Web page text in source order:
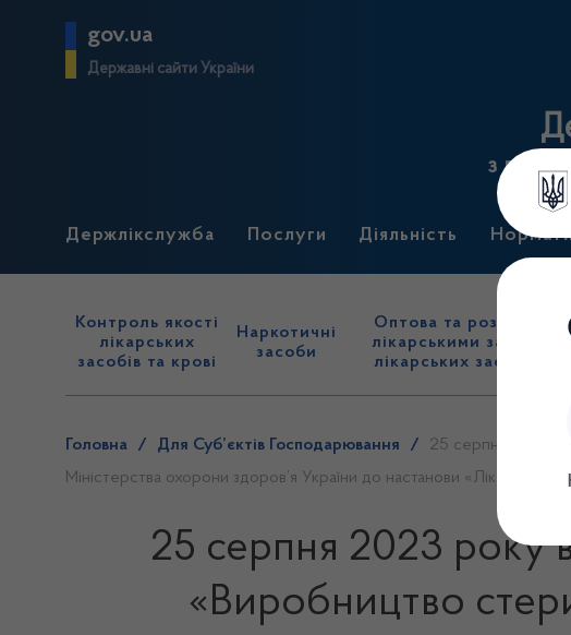
gov.ua
Державні сайти України
з
Держлікслужба Послуги Діяльність
Контроль якості
лікарських
засобів та крові
Наркотичні
засоби
Оптова та роздрібна
лікарськими
лікарських засобів
Головна / Для Суб’єктів Господарювання /
25 серпня 2023
Міністерства охорони здоров’я України до настанови
25 серпня 2023 року
«Виробництво